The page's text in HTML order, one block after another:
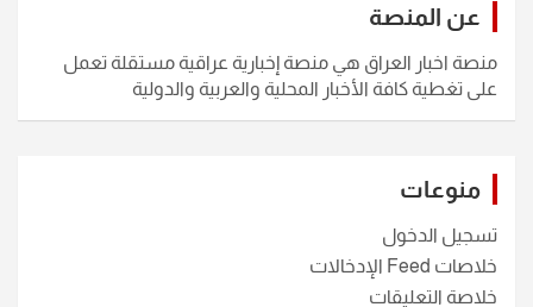
عن المنصة
منصة اخبار العراق هي منصة إخبارية عراقية مستقلة تعمل
على تغطية كافة الأخبار المحلية والعربية والدولية
منوعات
تسجيل الدخول
خلاصات Feed الإدخالات
خلاصة التعليقات